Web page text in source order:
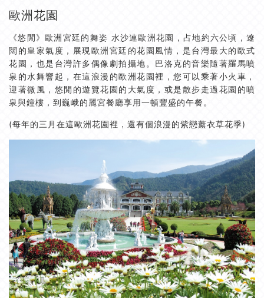
歐洲花園
《悠閒》歐洲宮廷的舞姿 水沙連歐洲花園，占地約六公頃，遼
闊的皇家氣度，展現歐洲宮廷的花園風情，是台灣最大的歐式
花園，也是台灣許多偶像劇拍攝地。巴洛克的音樂隨著羅馬噴
泉的水舞響起，在這浪漫的歐洲花園裡，您可以乘著小火車，
迎著微風，悠閒的遊覽花園的大氣度，或是散步走過花園的噴
泉與鐘樓，到巍峨的麗宮餐廳享用一頓豐盛的午餐。
(每年的三月在這歐洲花園裡，還有個浪漫的紫戀薰衣草花季)